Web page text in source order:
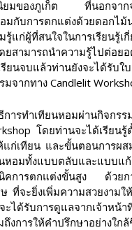
ยมของภูเก็ต ที่นอกจากจ
อมกับการตกแต่งด้วยดอก
รู้แก่ผู้ที่สนใจในการเรียนรู้เ
สามารถนำความรู้ไปต่อยอ
รียนจบแล้วท่านยังจะได้รับ
มจากทาง Candlelit
วิธีการทำเทียนหอมผ่าน
โดยท่านจะได้เรียน
ก่เทียน และขั้นตอนการผส
นหอมทั้งแบบตลับและแบบ
นิคการตกแต่งขั้นสูง ด้วยก
ที่จะยิ่งเพิ่มความสวยงาม
ได้รับการดูแลจากเจ้าหน้า
งการให้คำปรึกษาอย่างใก